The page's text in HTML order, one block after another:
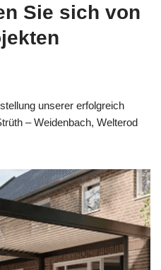
Sie sich von
unserer erfolgreich
– Weidenbach, Welterod